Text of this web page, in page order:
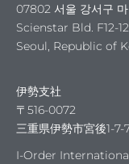
07802 서울 강서구 마
Scienstar Bld. F12-
Seoul, Republic of
伊勢支社
〒516-0072
三重県伊勢市宮後1-
I-Order